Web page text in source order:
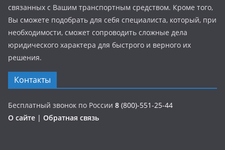
связанных с Вашим транспортным средством. Кроме того,
Вы сможете подобрать для себя специалиста, который, при
необходимости, сможет сопроводить сложные дела
юридического характера для быстрого и верного их
решения.
Контакты
Бесплатный звонок по России 8 (800)-551-25-44
О сайте | Обратная связь